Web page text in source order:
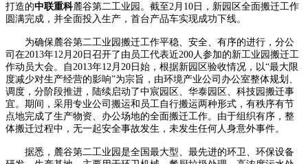
打造的中联重科麓谷第二工业园。截至2月10日，新园区全面搬迁工作
圆满完成，并全面投入生产，首台产品车实现成功下线。
为确保麓谷第二工业园搬迁工作平稳、安全、有序的进行，分公
司在2013年12月20日召开了由员工代表近200人参加的新工业园搬迁工
作动员大会。自2013年12月20日始，根据新园区验收情况，以“最大限
度减少对生产经营的影响”为宗旨，由环境产业公司办公室整体规划、
调度，分阶段推进，陆续启动了中宸园区、华泰园区、科技园搬迁事
宜。期间，采用专业公司搬运和员工自行搬运两种形式，有秩序有节
点地完成了生产物资、办公场地的全面搬迁工作。由于组织有序，整
体搬迁过程中，无一起安全事故发生，未发生任何人身意外事件。
据悉，麓谷第二工业园是全国最大型、最先进的环卫、环保设备